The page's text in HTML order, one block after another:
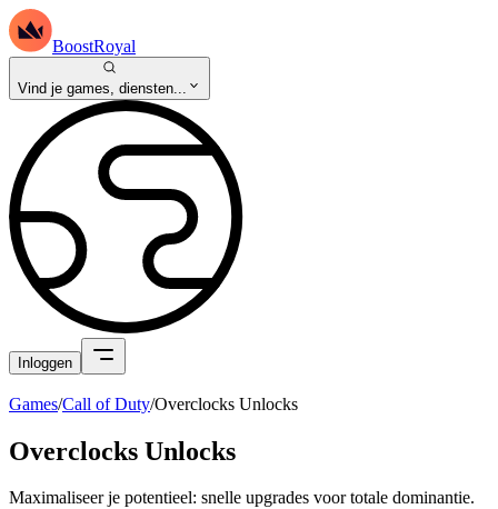
BoostRoyal
Vind je games, diensten...
Inloggen
Games/Call of Duty/Overclocks Unlocks
Overclocks Unlocks
Maximaliseer je potentieel: snelle upgrades voor totale dominantie.